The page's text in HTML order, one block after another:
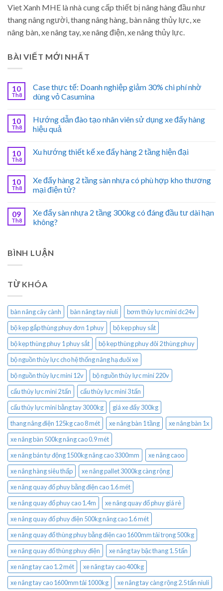
Viet Xanh MHE là nhà cung cấp thiết bị nâng hàng đầu như
thang nâng người, thang nâng hàng, bàn nâng thủy lực, xe
nâng bàn, xe nâng tay, xe nâng điện, xe nâng thủy lực.
BÀI VIẾT MỚI NHẤT
10
Th8
Case thực tế: Doanh nghiệp giảm 30% chi phí nhờ
dùng vỏ Casumina
10
Th8
Hướng dẫn đào tạo nhân viên sử dụng xe đẩy hàng
hiệu quả
10
Th8
Xu hướng thiết kế xe đẩy hàng 2 tầng hiện đại
10
Th8
Xe đẩy hàng 2 tầng sàn nhựa có phù hợp kho thương
mại điện tử?
09
Th8
Xe đẩy sàn nhựa 2 tầng 300kg có đáng đầu tư dài hạn
không?
BÌNH LUẬN
TỪ KHÓA
bàn nâng cây cành bàn nâng tay niuli
bơm thủy lực mini dc24v
bộ kẹp gắp thùng phuy đơn 1 phuy
bộ kẹp phuy sắt
bộ kẹp thùng phuy 1 phuy sắt
bộ kẹp thùng phuy đôi 2 thùng phuy
bộ nguồn thủy lực cho hệ thống nâng hạ đuôi xe
bộ nguồn thủy lực mini 12v
bộ nguồn thủy lực mini 220v
cẩu thủy lực mini 2 tấn
cẩu thủy lực mini 3 tấn
cẩu thủy lực mini bằng tay 3000kg
giá xe đẩy 300kg
thang nâng điện 125kg cao 8 mét
xe nâng bàn 1 tầng
xe nâng bàn 1x
xe nâng bàn 500kg nâng cao 0.9 mét
xe nâng bán tự động 1500kg nâng cao 3300mm
xe nâng caoo
xe nâng hàng siêu thấp
xe nâng pallet 3000kg càng rộng
xe nâng quay đổ phuy bằng điện cao 1.6 mét
xe nâng quay đổ phuy cao 1.4m
xe nâng quay đổ phuy giá rẻ
xe nâng quay đổ phuy điện 500kg nâng cao 1.6 mét
xe nâng quay đổ thùng phuy bằng điện cao 1600mm tải trọng 500kg
xe nâng quay đổ thùng phuy điện
xe nâng tay bậc thang 1.5 tấn
xe nâng tay cao 1.2 mét
xe nâng tay cao 400kg
xe nâng tay cao 1600mm tải 1000kg
xe nâng tay càng rộng 2.5 tấn niuli